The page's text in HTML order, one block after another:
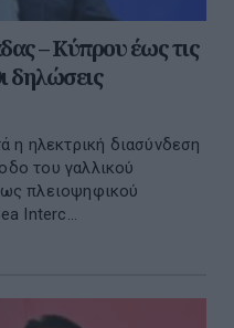
– Κύπρου έως τις
δηλώσεις
η ηλεκτρική διασύνδεση
του γαλλικού
πλειοψηφικού
Interc...